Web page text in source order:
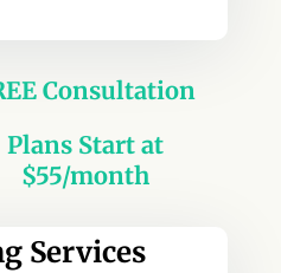
Consultation
Plans Start at
$55/month
Services